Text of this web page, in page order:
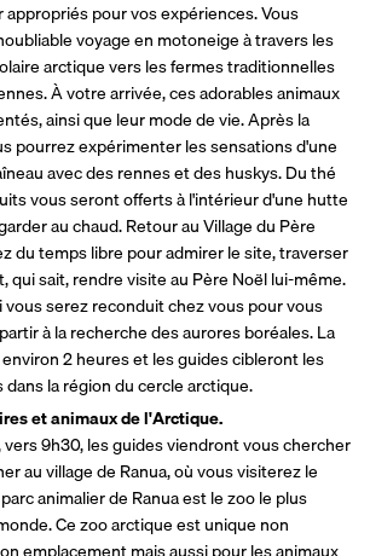
pour vos expériences. Vous
voyage en motoneige à travers les
arctique vers les fermes traditionnelles
À votre arrivée, ces adorables animaux
ainsi que leur mode de vie. Après la
pourrez expérimenter les sensations d'une
avec des rennes et des huskys. Du thé
vous seront offerts à l'intérieur d'une hutte
au chaud. Retour au Village du Père
du temps libre pour admirer le site, traverser
qui sait, rendre visite au Père Noël lui-même.
vous serez reconduit chez vous pour vous
à la recherche des aurores boréales. La
2 heures et les guides cibleront les
la région du cercle arctique.
et animaux de l'Arctique.
vers 9h30, les guides viendront vous chercher
au village de Ranua, où vous visiterez le
animalier de Ranua est le zoo le plus
Ce zoo arctique est unique non